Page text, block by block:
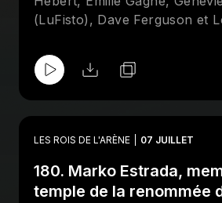
De l'Arène!
(LuFisto), Dave Ferguson et
Mystery Wrestling et de la All
qui se tiendront à la fin du
LES ROIS DE L'ARÈNE 07 JUILLET
180. Marko Estrada,
temple de la renommée